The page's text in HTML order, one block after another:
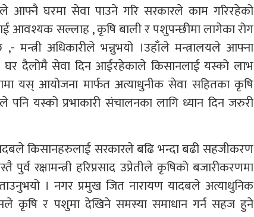
आफ्नै घरमा सेवा पाउने गरि सरकारले काम गरिरहेको
आवश्यक सल्लाह , कृषि बाली र पशुपन्छीमा लागेका रोग
अधिकारीले भन्नुभयो ।उहाँले मन्त्रालयले आफ्ना
घर दैलोमै सेवा दिन आईरहेकाले किसानलाई यस्को लाभ
यस् आयोजना मार्फत अत्याधुनीक सेवा सहितका कृषि
यस्को प्रभाकारी संचालनका लागि ध्यान दिन जरुरी
किसानहरुलाई सरकारले बढि भन्दा बढी सहजीकरण
रक्षामन्त्री हरिप्रसाद उप्रेतीले कृषिको बजारीकरणमा
। नगर प्रमुख जित नारायण यादबले अत्याधुनिक
कृषि र पशुमा देखिने समस्या समाधान गर्न सहज हुने